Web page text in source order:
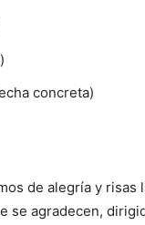
concreta)
de alegría y risas
se agradecen,